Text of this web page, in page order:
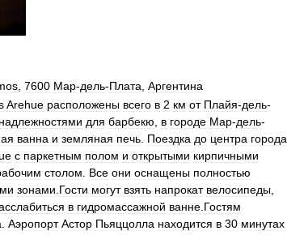
7600 Мар-дель-Плата Аргентина
Arehue расположены всего в 2 км от Плайя-дель-
для барбекю в городе Мар-дель-
ванна и земляная печь Поездка до центра города
с паркетным полом и открытыми кирпичными
столом Все они оснащены полностью
зонами Гости могут взять напрокат велосипеды
в гидромассажной ванне Гостям
Аэропорт Астор Пьяццолла находится в 30 минутах